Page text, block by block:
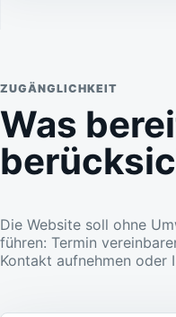
ZUGÄNGLICHKEIT
Was
Die Website soll ohne
führen: Termin
Kontakt aufnehmen oder